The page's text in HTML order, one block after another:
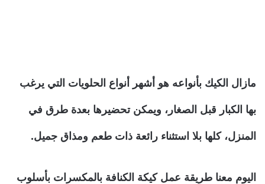
مازال الكيك بأنواعه هو أشهر أنواع الحلويات التي يرغب
بها الكبار قبل الصغار، ويمكن تحضيرها بعدة طرق في
المنزل، كلها بلا استثناء رائعة ذات طعم ومذاق جميل.
اليوم معنا طريقة عمل كيكة الكنافة بالمكسرات بأسلوب